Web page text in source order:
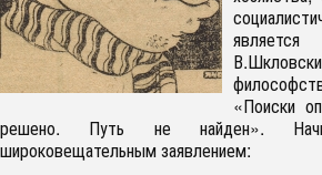
«Поиски
решено. Путь не найден».
широковещательным заявлением: